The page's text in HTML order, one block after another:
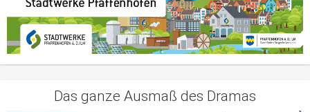
Das ganze Ausmaß des Dramas